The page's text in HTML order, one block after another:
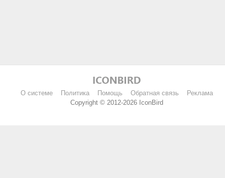
О системе Политика Помощь Обратная связь
Реклама
Copyright © 2012-2026 IconBird